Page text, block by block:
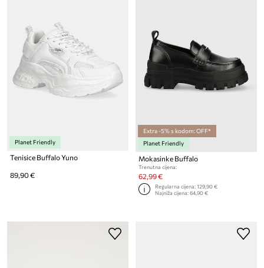
Planet Friendly
Tenisice Buffalo Yuno
89,90 €
Extra -5% s kodom: OFF*
Planet Friendly
Mokasinke Buffalo
Trenutna cijena:
62,99 €
Regularna cijena:129,90 €
Najniža cijena:64,90 €